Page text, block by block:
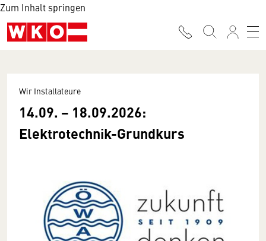
Zum Inhalt springen
Wir Installateure
14.09. − 18.09.2026:
Elektrotechnik-Grundkurs